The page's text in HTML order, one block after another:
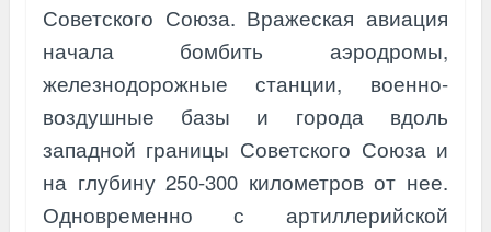
Советского Союза. Вражеская авиация
начала бомбить аэродромы,
железнодорожные станции, военно-
воздушные базы и города вдоль
западной границы Советского Союза и
на глубину 250-300 километров от нее.
Одновременно с артиллерийской